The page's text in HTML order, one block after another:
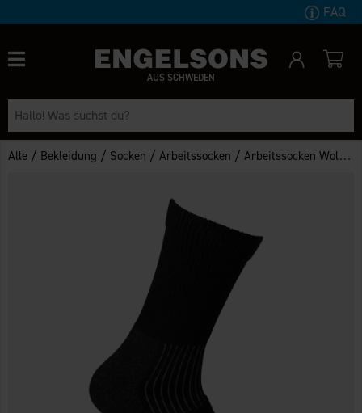
FAQ
AUS SCHWEDEN
Alle / Bekleidung / Socken /Arbeitssocken /Arbeitssocken Wolle 2er-Pack